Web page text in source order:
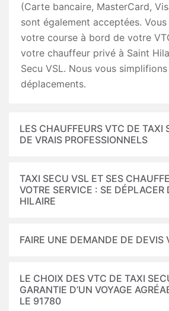
(Carte bancaire, MasterCard,
sont également acceptées.
votre course à bord de votre
votre chauffeur privé à Saint
Secu VSL. Nous vous
déplacements.
LES CHAUFFEURS VTC DE TAXI
DE VRAIS PROFESSIONNELS
TAXI SECU VSL ET SES
VOTRE SERVICE : SE DÉPLACER
HILAIRE
FAIRE UNE DEMANDE DE DEVIS
LE CHOIX DES VTC DE TAXI
GARANTIE D’UN VOYAGE
LE 91780